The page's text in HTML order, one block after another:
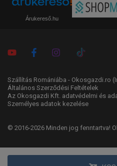
Árukereső.hu
Szállítás Romániába - Okosgazdi.ro
Általános Szerződési Feltételek
Az Okosgazdi Kft. adatvédelmi és
Személyes adatok kezelése
© 2016-2026 Minden jog fenntartva!